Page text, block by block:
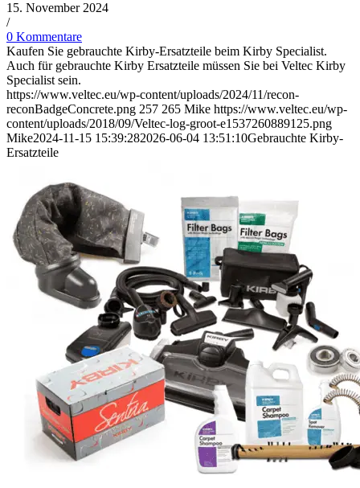
15. November 2024
/
0 Kommentare
Kaufen Sie gebrauchte Kirby-Ersatzteile beim Kirby Specialist.
Auch für gebrauchte Kirby Ersatzteile müssen Sie bei Veltec Kirby
Specialist sein.
https://www.veltec.eu/wp-content/uploads/2024/11/recon-
reconBadgeConcrete.png 257 265 Mike https://www.veltec.eu/wp-
content/uploads/2018/09/Veltec-log-groot-e1537260889125.png
Mike2024-11-15 15:39:282026-06-04 13:51:10Gebrauchte Kirby-
Ersatzteile